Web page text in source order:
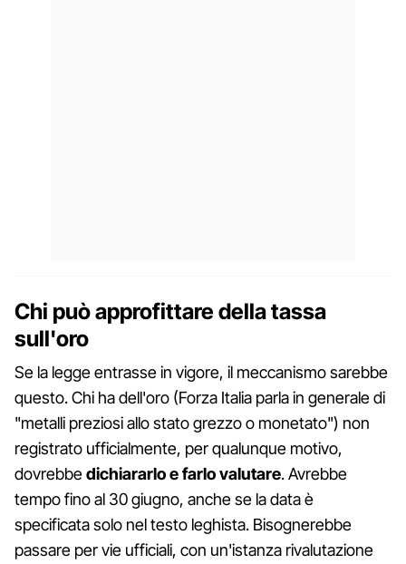
Chi può approfittare della tassa
sull'oro
Se la legge entrasse in vigore, il meccanismo sarebbe
questo. Chi ha dell'oro (Forza Italia parla in generale di
"metalli preziosi allo stato grezzo o monetato") non
registrato ufficialmente, per qualunque motivo,
dovrebbedichiararlo e farlo valutare. Avrebbe
tempo fino al 30 giugno, anche se la data è
specificata solo nel testo leghista. Bisognerebbe
passare per vie ufficiali, con un'istanza rivalutazione